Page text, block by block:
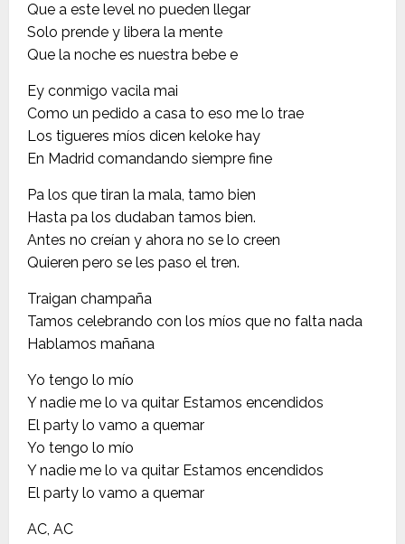
Que a este level no pueden llegar
Solo prende y libera la mente
Que la noche es nuestra bebe e
Ey conmigo vacila mai
Como un pedido a casa to eso me lo trae
Los tigueres míos dicen keloke hay
En Madrid comandando siempre fine
Pa los que tiran la mala, tamo bien
Hasta pa los dudaban tamos bien.
Antes no creían y ahora no se lo creen
Quieren pero se les paso el tren.
Traigan champaña
Tamos celebrando con los míos que no falta nada
Hablamos mañana
Yo tengo lo mío
Y nadie me lo va quitar Estamos encendidos
El party lo vamo a quemar
Yo tengo lo mío
Y nadie me lo va quitar Estamos encendidos
El party lo vamo a quemar
AC, AC